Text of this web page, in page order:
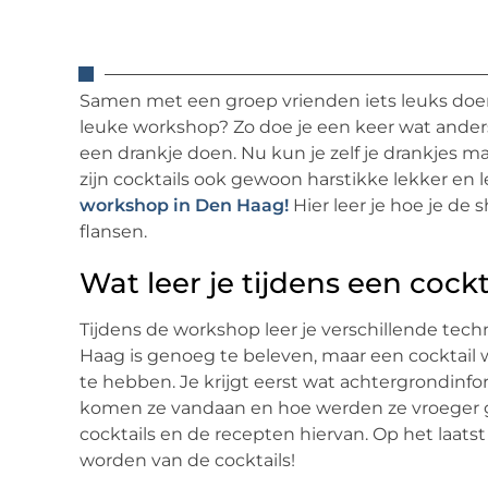
Samen met een groep vrienden iets leuks
leuke workshop? Zo doe je een keer wat
een drankje doen. Nu kun je zelf je drankjes
zijn cocktails ook gewoon harstikke lekker
workshop in Den Haag! Hier leer je hoe je de
flansen.
Wat leer je tijdens een
Tijdens de workshop leer je verschillende
Haag is genoeg te beleven, maar een
te hebben. Je krijgt eerst wat
komen ze vandaan en hoe werden ze
cocktails en de recepten hiervan. Op het
worden van de cocktails!